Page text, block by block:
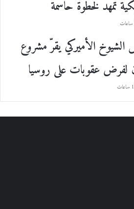
تمهد لخطوة حاسمة
الشيوخ الأميركي يقرّ مشروع
لفرض عقوبات على روسيا